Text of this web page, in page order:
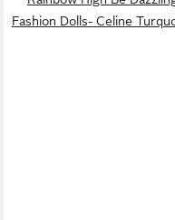
Fashion Dolls- Celine